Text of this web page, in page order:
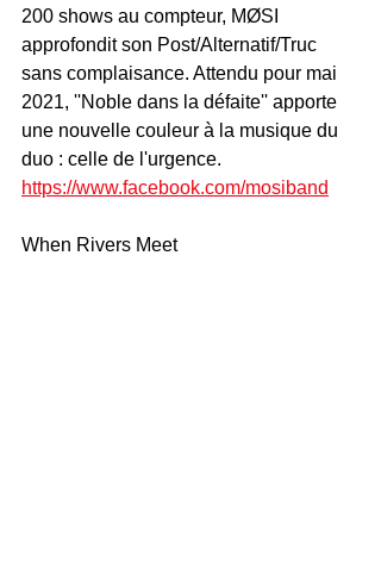
200 shows au compteur, MØSI
approfondit son Post/Alternatif/Truc
sans complaisance. Attendu pour mai
2021, ''Noble dans la défaite'' apporte
une nouvelle couleur à la musique du
duo : celle de l'urgence.
https://www.facebook.com/mosiband
When Rivers Meet